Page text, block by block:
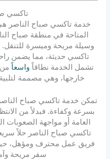
تاكسي
خدمة تاكسي صباح الناصر
المتاحة في منطقة صباح
وسيلة مريحة وميسرة للتنقل.
تاكسي حديثة، مما يضمن
تشمل الخدمة نطاقاً واسعاً
خارجها، وهي مصممة
تمكن خدمة تاكسي صباح
بسرعة وكفاءة. فبدلاً من
العامة أو مواجهة الصعوبات
تاكسي صباح الناصر حلاً
فريق عمل محترف ومؤهل، حيث
سفر مريحة